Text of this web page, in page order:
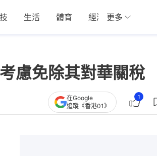
生活 體育 經濟 01深圳
更多
慮免除其對華關稅
在Google
追蹤《香港01》
1